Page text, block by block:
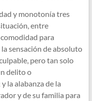
y monotonía tres
entre
para
sensación de absoluto
pero tan solo
delito o
la alabanza de la
y de su familia para